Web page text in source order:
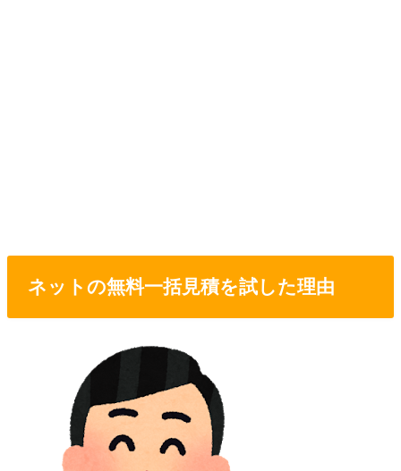
ネットの無料一括見積を試した理由